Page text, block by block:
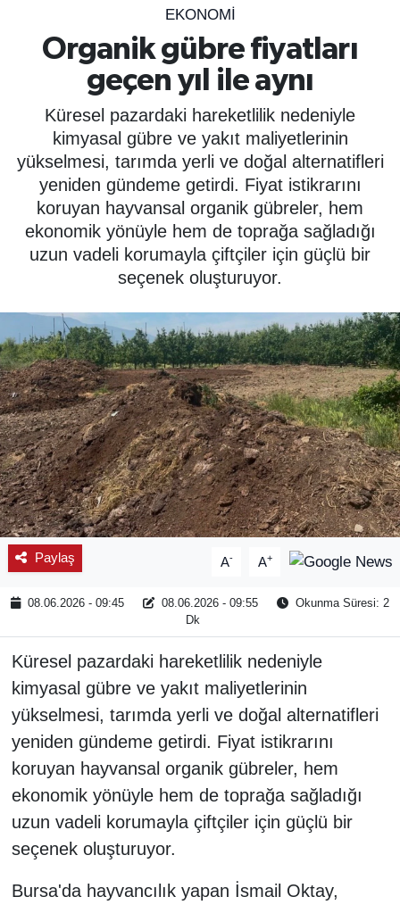
EKONOMİ
Organik gübre fiyatları
geçen yıl ile aynı
Küresel pazardaki hareketlilik nedeniyle
kimyasal gübre ve yakıt maliyetlerinin
yükselmesi, tarımda yerli ve doğal alternatifleri
yeniden gündeme getirdi. Fiyat istikrarını
koruyan hayvansal organik gübreler, hem
ekonomik yönüyle hem de toprağa sağladığı
uzun vadeli korumayla çiftçiler için güçlü bir
seçenek oluşturuyor.
Paylaş A- A+
08.06.2026 - 09:45 08.06.2026 - 09:55
Okunma Süresi: 2
Dk
Küresel pazardaki hareketlilik nedeniyle
kimyasal gübre ve yakıt maliyetlerinin
yükselmesi, tarımda yerli ve doğal alternatifleri
yeniden gündeme getirdi. Fiyat istikrarını
koruyan hayvansal organik gübreler, hem
ekonomik yönüyle hem de toprağa sağladığı
uzun vadeli korumayla çiftçiler için güçlü bir
seçenek oluşturuyor.
Bursa'da hayvancılık yapan İsmail Oktay,
ÇEVRE
YAŞAM
BİLİM - TEKNOLOJİ
KADIN
KÜLTÜR SANAT